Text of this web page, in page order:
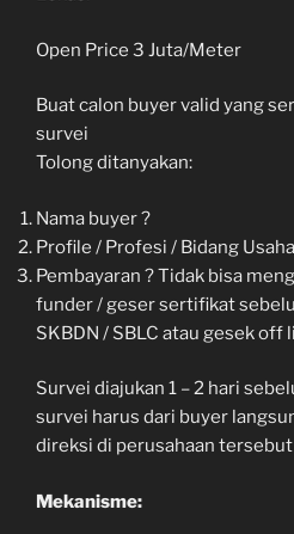
Open Price 3 Juta/Meter
Buat calon buyer valid yang
survei
Tolong ditanyakan:
Nama buyer ?
Profile / Profesi / Bidang
Pembayaran ? Tidak bisa
funder / geser sertifikat
SKBDN / SBLC atau gesek off
Survei diajukan 1 – 2 hari
survei harus dari buyer
direksi di perusahaan tersebut
Mekanisme: